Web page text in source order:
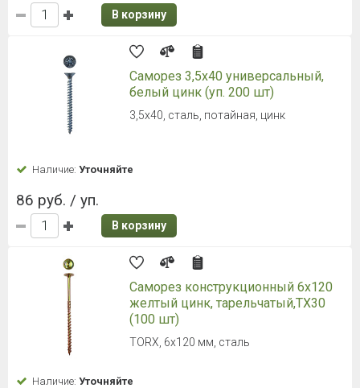
В корзину
Саморез 3,5х40 универсальный,
белый цинк (уп. 200 шт)
3,5х40, сталь, потайная, цинк
Наличие: Уточняйте
86 руб. / уп.
В корзину
Саморез конструкционный 6x120
желтый цинк, тарельчатый,ТХ30
(100 шт)
TORX, 6х120 мм, сталь
Наличие: Уточняйте